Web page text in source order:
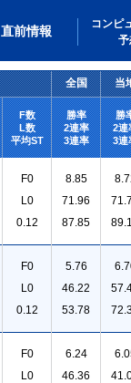
直前情報
コンピ
予
全国 当
F数
L数
平均ST
勝率
2連率
3連率
勝
2連
3連
F0
L0
0.12
8.85
71.96
87.85
F0
L0
0.12
5.76
46.22
53.78
F0
L0
6.24
46.36